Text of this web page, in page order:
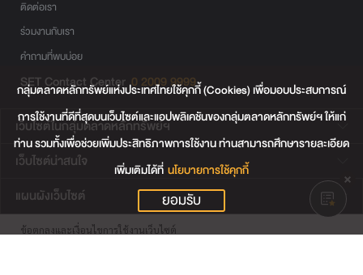
ติดต่อเรา
ร่วมงานกับเรา
คำถามที่พบบ่อย
SET Contact Center 0 2009 9999
เว็บไซต์ในกลุ่มตลาดหลักทรัพย์ฯ
เว็บไซต์น่าสนใจ
แผนผังเว็บไซต์
ข้อตกลงและเงื่อนไขการใช้งานเว็บไซต์
กลุ่มตลาดหลักทรัพย์แห่งประเทศไทยใช้คุกกี้ (Cookies) เพื่อมอบประสบการณ์
การใช้งานที่ดีที่สุดบนเว็บไซต์และแอปพลิเคชันของกลุ่มตลาดหลักทรัพย์ฯ ให้แก่
ท่าน รวมทั้งเพื่อช่วยเพิ่มประสิทธิภาพการใช้งาน ท่านสามารถศึกษารายละเอียด
เพิ่มเติมได้ที่ นโยบายการใช้คุกกี้
ยอมรับ